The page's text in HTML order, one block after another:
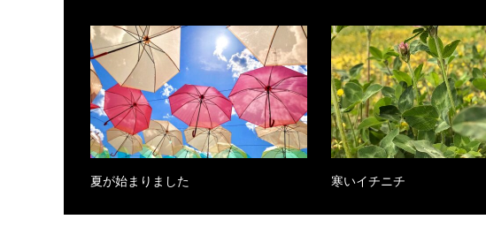
夏が始まりました 寒いイチニチ